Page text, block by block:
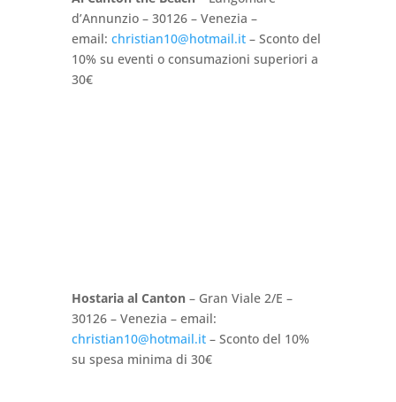
d’Annunzio – 30126 – Venezia –
email: christian10@hotmail.it– Sconto del
10% su eventi o consumazioni superiori a
30€
Hostaria al Canton– Gran Viale 2/E –
30126 – Venezia – email:
christian10@hotmail.it– Sconto del 10%
su spesa minima di 30€